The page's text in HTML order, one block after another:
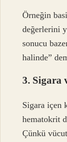
Örneğin
değerlerini
sonucu
halinde”
3. Sigara
Sigara içen
hematokrit
Çünkü